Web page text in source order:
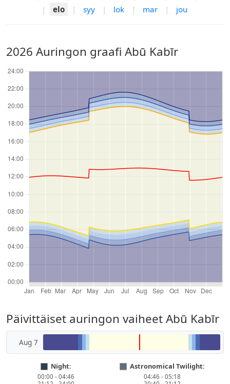
|
elo | syy | lok | mar | jou
2026 Auringon graafi Abū Kabīr
Päivittäiset auringon vaiheet Abū Kabīr
Aug 7
Night:
00:00 - 04:46
Astronomical Twilight:
04:46 - 05:18